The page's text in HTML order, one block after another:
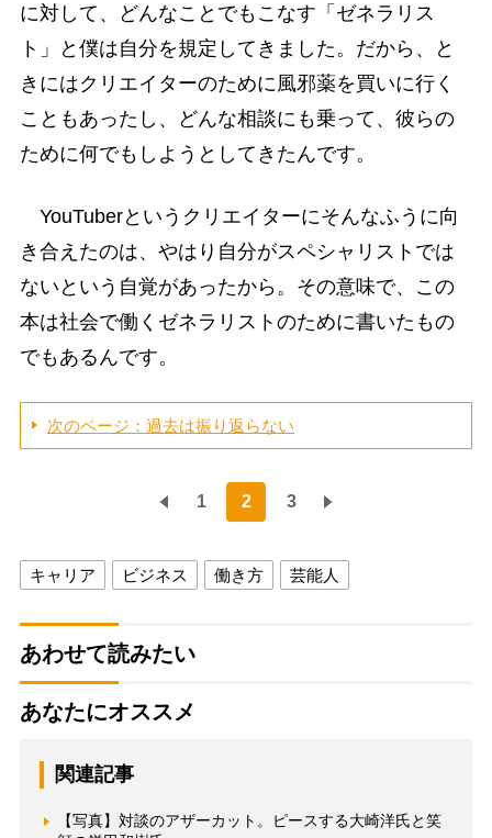
に対して、どんなことでもこなす「ゼネラリス
ト」と僕は自分を規定してきました。だから、と
きにはクリエイターのために風邪薬を買いに行く
こともあったし、どんな相談にも乗って、彼らの
ために何でもしようとしてきたんです。
YouTuberというクリエイターにそんなふうに向
き合えたのは、やはり自分がスペシャリストでは
ないという自覚があったから。その意味で、この
本は社会で働くゼネラリストのために書いたもの
でもあるんです。
次のページ：過去は振り返らない
1 2 3
キャリア ビジネス 働き方 芸能人
あわせて読みたい
あなたにオススメ
関連記事
【写真】対談のアザーカット。ピースする大崎洋氏と笑